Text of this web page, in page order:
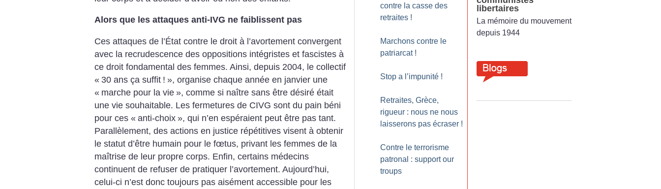
Alors que les attaques anti-IVG ne faiblissent pas
Ces attaques de l’État contre le droit à l’avortement convergent
avec la recrudescence des oppositions intégristes et fascistes à
ce droit fondamental des femmes. Ainsi, depuis 2004, le collectif
« 30 ans ça suffit ! », organise chaque année en janvier une
« marche pour la vie », comme si naître sans être désiré était
une vie souhaitable. Les fermetures de CIVG sont du pain béni
pour ces « anti-choix », qui n’en espéraient peut être pas tant.
Parallèlement, des actions en justice répétitives visent à obtenir
le statut d’être humain pour le fœtus, privant les femmes de la
maîtrise de leur propre corps. Enfin, certains médecins
continuent de refuser de pratiquer l’avortement. Aujourd’hui,
celui-ci n’est donc toujours pas aisément accessible pour les
contre la casse des
retraites !
Marchons contre le
patriarcat !
Stop a l’impunité !
Retraites, Grèce,
rigueur : nous ne nous
laisserons pas écraser !
Contre le terrorisme
patronal : support our
troups
libertaires
La mémoire du mouvement
depuis 1944